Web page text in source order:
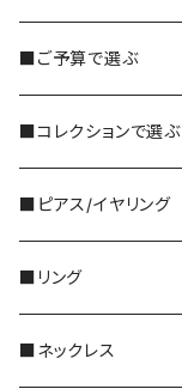
■ご予算で選ぶ
3,000円～
5,000円～
10,000円〜
30,000円〜
■コレクションで選ぶ
・国産ビーズ｜FORM
・天然石｜Gemstone
特別な｜Sleek
・天然石｜Twinkle
■ピアス/イヤリング
■リング
シルバー
■ネックレス